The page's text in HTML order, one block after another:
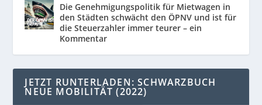
Die Genehmigungspolitik für Mietwagen in
den Städten schwächt den ÖPNV und ist für
die Steuerzahler immer teurer – ein
Kommentar
JETZT RUNTERLADEN: SCHWARZBUCH
NEUE MOBILITÄT (2022)